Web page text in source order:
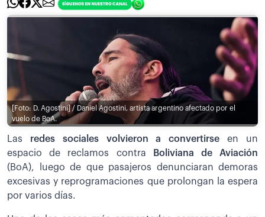
[Foto: D. Agostini] / Daniel Agostini, artista argentino afectado por el
vuelo de BoA.
Las redes sociales volvieron a convertirse en un
espacio de reclamos contra Boliviana de Aviación
(BoA), luego de que pasajeros denunciaran demoras
excesivas y reprogramaciones que prolongan la espera
por varios días.